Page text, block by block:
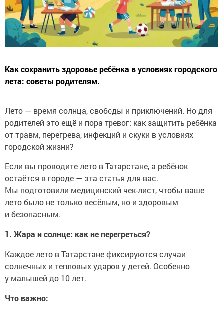
Как сохранить здоровье ребёнка в условиях городского
лета: советы родителям.
Лето — время солнца, свободы и приключений. Но для
родителей это ещё и пора тревог: как защитить ребёнка
от травм, перегрева, инфекций и скуки в условиях
городской жизни?
Если вы проводите лето в Татарстане, а ребёнок
остаётся в городе — эта статья для вас.
Мы подготовили медицинский чек-лист, чтобы ваше
лето было не только весёлым, но и здоровым
и безопасным.
1. Жара и солнце: как не перегреться?
Каждое лето в Татарстане фиксируются случаи
солнечных и тепловых ударов у детей. Особенно
у малышей до 10 лет.
Что важно: